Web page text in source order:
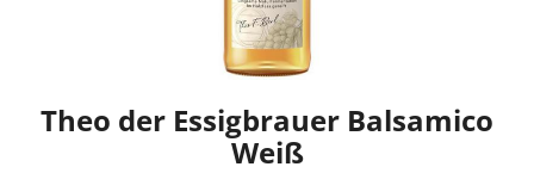
Theo der Essigbrauer Balsamico
Weiß